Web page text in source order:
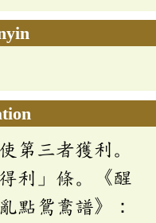
第三者獲利。
利」條。《醒
點鴛鴦譜》：